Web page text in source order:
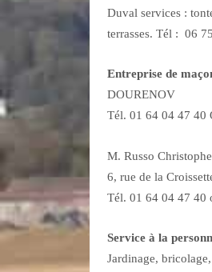
Duval services :
terrasses. Tél : 06
Entreprise de
DOURENOV
Tél. 01 64 04 47 40
M. Russo Christophe
6, rue de la
Tél. 01 64 04 47 40
Service à la
Jardinage,